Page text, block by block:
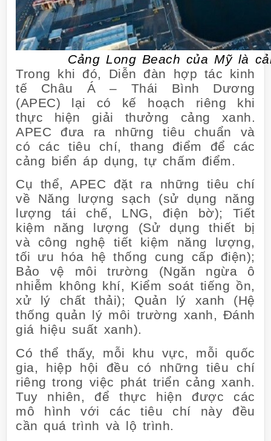
Cảng Long Beach của Mỹ là
Trong khi đó, Diễn đàn hợp tác kinh
tế Châu Á – Thái Bình Dương
(APEC) lại có kế hoạch riêng khi
thực hiện giải thưởng cảng xanh.
APEC đưa ra những tiêu chuẩn và
có các tiêu chí, thang điểm để các
cảng biển áp dụng, tự chấm điểm.
Cụ thể, APEC đặt ra những tiêu chí
về Năng lượng sạch (sử dụng năng
lượng tái chế, LNG, điện bờ); Tiết
kiệm năng lượng (Sử dụng thiết bị
và công nghệ tiết kiệm năng lượng,
tối ưu hóa hệ thống cung cấp điện);
Bảo vệ môi trường (Ngăn ngừa ô
nhiễm không khí, Kiểm soát tiếng ồn,
xử lý chất thải); Quản lý xanh (Hệ
thống quản lý môi trường xanh, Đánh
giá hiệu suất xanh).
Có thể thấy, mỗi khu vực, mỗi quốc
gia, hiệp hội đều có những tiêu chí
riêng trong việc phát triển cảng xanh.
Tuy nhiên, để thực hiện được các
mô hình với các tiêu chí này đều
cần quá trình và lộ trình.